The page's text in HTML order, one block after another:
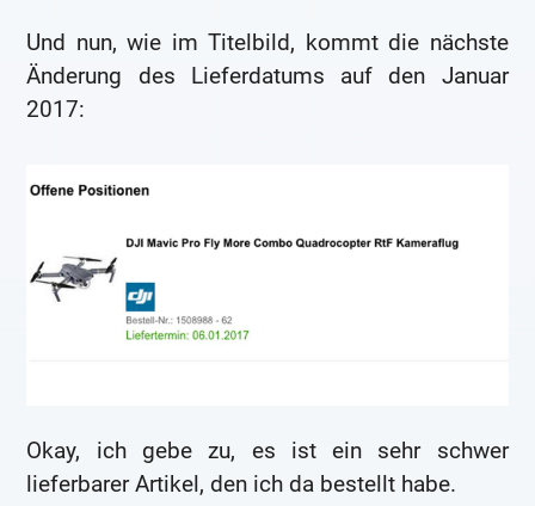
Und nun, wie im Titelbild, kommt die nächste
Änderung des Lieferdatums auf den Januar
2017:
Okay, ich gebe zu, es ist ein sehr schwer
lieferbarer Artikel, den ich da bestellt habe.